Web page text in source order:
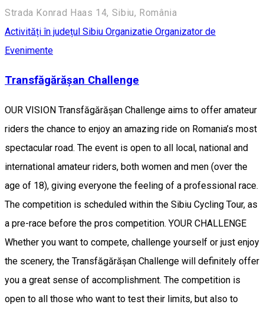
Strada Konrad Haas 14, Sibiu, România
Activități în județul Sibiu Organizatie Organizator de
Evenimente
Transfăgărășan Challenge
OUR VISION Transfăgărășan Challenge aims to offer amateur
riders the chance to enjoy an amazing ride on Romania’s most
spectacular road. The event is open to all local, national and
international amateur riders, both women and men (over the
age of 18), giving everyone the feeling of a professional race.
The competition is scheduled within the Sibiu Cycling Tour, as
a pre-race before the pros competition. YOUR CHALLENGE
Whether you want to compete, challenge yourself or just enjoy
the scenery, the Transfăgărășan Challenge will definitely offer
you a great sense of accomplishment. The competition is
open to all those who want to test their limits, but also to